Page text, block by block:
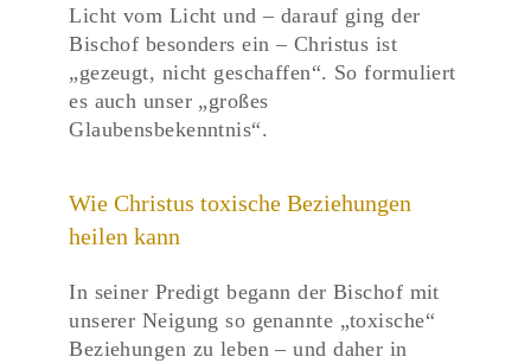
Licht vom Licht und – darauf ging der
Bischof besonders ein – Christus ist
„gezeugt, nicht geschaffen“. So formuliert
es auch unser „großes
Glaubensbekenntnis“.
Wie Christus toxische Beziehungen
heilen kann
In seiner Predigt begann der Bischof mit
unserer Neigung so genannte „toxische“
Beziehungen zu leben – und daher in